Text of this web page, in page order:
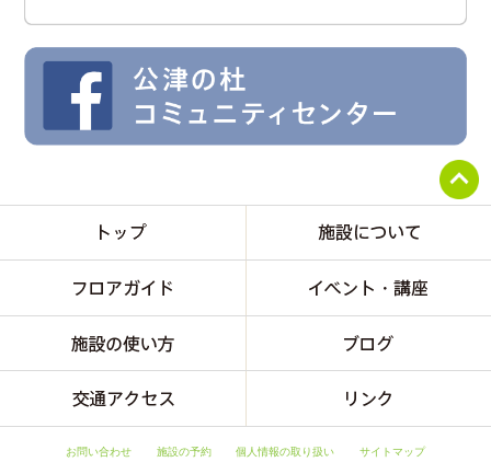
お問い合わせ 施設の予約 個人情報の取り扱い サイトマップ